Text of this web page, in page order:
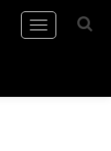
Toggle
navigation